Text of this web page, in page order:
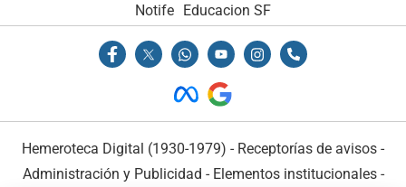
Notife Educacion SF
Hemeroteca Digital (1930-1979) - Receptorías de avisos -
Administración y Publicidad - Elementos institucionales-